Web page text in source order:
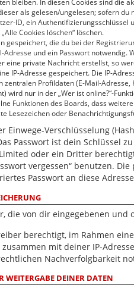
als gelesen/ungelesen; sofern
ID, ein Authentifizierungsschlüssel
Cookies löschen“ löschen.
gespeichert, die du bei der
Adresse und ein Passwort
eine private Nachricht erstellst, so
IP-Adresse gespeichert. Die IP-
zentralen Profildaten (E-Mail-
wird nur in der „Wer ist online?“-
Funktionen des Boards, dass
Lesezeichen oder
Einwege-Verschlüsselung
Passwort ist dein Schlüssel
oder ein Dritter
vergessen“ benutzen.
Passwort an diese
die von dir eingegebenen
berechtigt, im Rahmen
mit deiner IP-
Nachverfolgbarkeit
WEITERGABE DEINER DATEN